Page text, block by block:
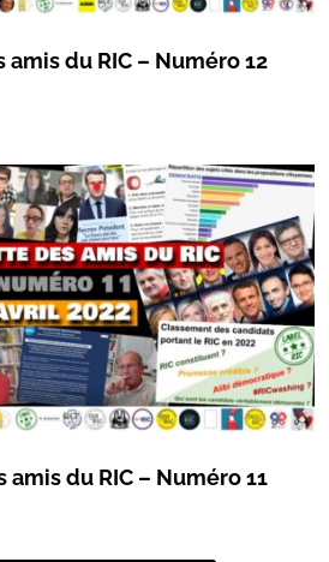
amis du RIC – Numéro 12
amis du RIC – Numéro 11